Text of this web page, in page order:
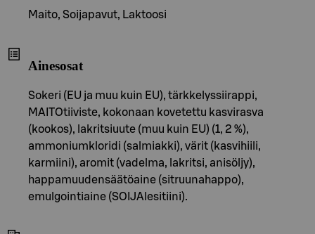
Maito, Soijapavut, Laktoosi
Ainesosat
Sokeri (EU ja muu kuin EU), tärkkelyssiirappi,
MAITOtiiviste, kokonaan kovetettu kasvirasva
(kookos), lakritsiuute (muu kuin EU) (1, 2 %),
ammoniumkloridi (salmiakki), värit (kasvihiili,
karmiini), aromit (vadelma, lakritsi, anisöljy),
happamuudensäätöaine (sitruunahappo),
emulgointiaine (SOIJAlesitiini).